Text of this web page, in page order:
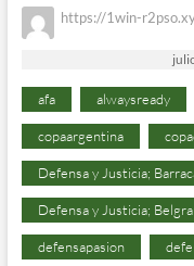
https://1win-
afa alwaysready
copaargentina
Defensa y Justicia;
Defensa y Justicia;
defensapasion